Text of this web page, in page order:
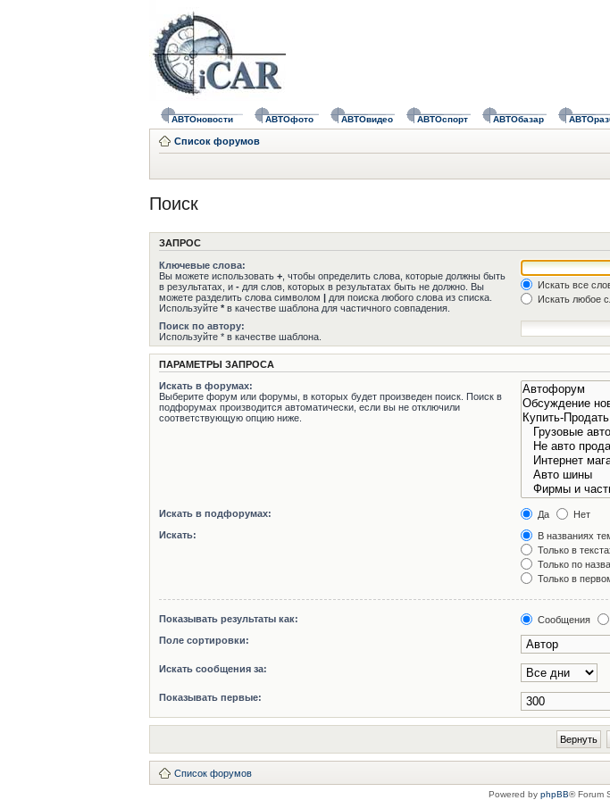
АВТОновости АВТОфото АВТОвидео АВТОспорт АВТОбазар
Список форумов
Поиск
ЗАПРОС
Ключевые слова:
Вы можете использовать + , чтобы определить слова, которые должны быть
в результатах, и - для слов, которых в результатах быть не должно. Вы
можете разделить слова символом | для поиска любого слова из списка.
Используйте * в качестве шаблона для частичного совпадения.
Искать все
Искать любое
Поиск по автору:
Используйте * в качестве шаблона.
ПАРАМЕТРЫ ЗАПРОСА
Искать в форумах:
Выберите форум или форумы, в которых будет произведен поиск. Поиск в
подфорумах производится автоматически, если вы не отключили
соответствующую опцию ниже.
Искать в подфорумах: Да
Нет
Искать:
В названиях
Только в
Только по
Только в
Показывать результаты как: Сообщения
Поле сортировки:
Искать сообщения за:
Показывать первые:
Список форумов
Powered by phpBB® Forum